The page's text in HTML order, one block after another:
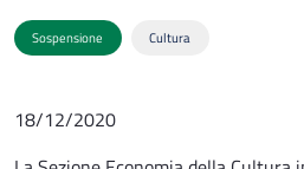
Sospensione Cultura
18/12/2020